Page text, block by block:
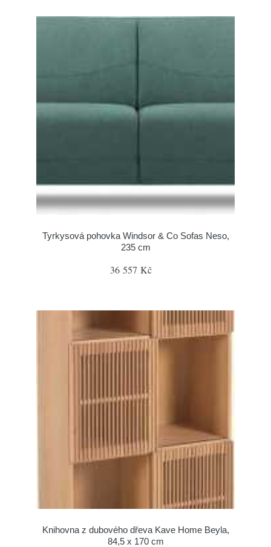
Tyrkysová pohovka Windsor & Co Sofas Neso,
235 cm
36 557 Kč
Knihovna z dubového dřeva Kave Home Beyla,
84,5 x 170 cm